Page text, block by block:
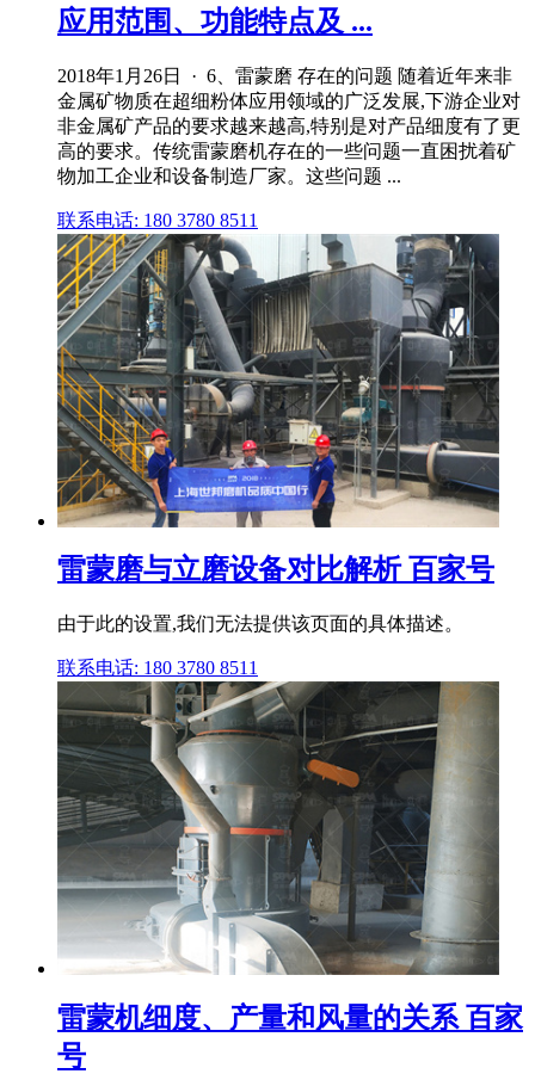
应用范围、功能特点及 ...
2018年1月26日 · 6、雷蒙磨 存在的问题 随着近年来非
金属矿物质在超细粉体应用领域的广泛发展,下游企业对
非金属矿产品的要求越来越高,特别是对产品细度有了更
高的要求。传统雷蒙磨机存在的一些问题一直困扰着矿
物加工企业和设备制造厂家。这些问题 ...
联系电话: 180 3780 8511
雷蒙磨与立磨设备对比解析 百家号
由于此的设置,我们无法提供该页面的具体描述。
联系电话: 180 3780 8511
雷蒙机细度、产量和风量的关系 百家
号